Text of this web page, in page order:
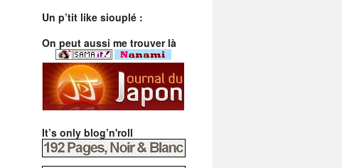
Un p’tit like siouplé :
On peut aussi me trouver là
It’s only blog’n'roll